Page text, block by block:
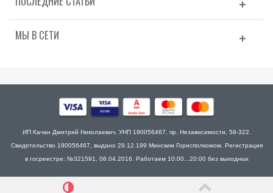
МЫ В СЕТИ
ИП Качан Дмитрий Николаевич, УНП 190056467, пр. Независимости, 58-322.
Свидетельство 190056467, выдано 29.12.199 Минским Горисполкомом. Регистрация
в госреестре: №321591, 08.04.2016. Работаем 10:00...20:00 без выходных